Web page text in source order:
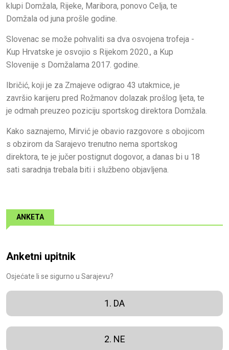
klupi Domžala, Rijeke, Maribora, ponovo Celja, te
Domžala od juna prošle godine.
Slovenac se može pohvaliti sa dva osvojena trofeja -
Kup Hrvatske je osvojio s Rijekom 2020., a Kup
Slovenije s Domžalama 2017. godine.
Ibričić, koji je za Zmajeve odigrao 43 utakmice, je
završio karijeru pred Rožmanov dolazak prošlog ljeta, te
je odmah preuzeo poziciju sportskog direktora Domžala.
Kako saznajemo, Mirvić je obavio razgovore s obojicom
s obzirom da Sarajevo trenutno nema sportskog
direktora, te je jučer postignut dogovor, a danas bi u 18
sati saradnja trebala biti i službeno objavljena.
ANKETA
Anketni upitnik
Osjećate li se sigurno u Sarajevu?
1. DA
2. NE